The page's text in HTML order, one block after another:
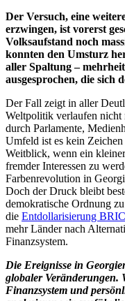
Der Versuch, eine
erzwingen, ist vorerst
Volksaufstand noch
konnten den Umsturz
aller Spaltung –
ausgesprochen, die sich
Der Fall zeigt in aller
Weltpolitik verlaufen nicht
durch Parlamente,
Umfeld ist es kein
Weitblick, wenn ein
fremder Interessen zu
Farbenrevolution in
Doch der Druck bleibt
demokratische Ordnung
die Entdollarisierung
mehr Länder nach
Finanzsystem.
Die Ereignisse in
globaler Veränderungen.
Finanzsystem und